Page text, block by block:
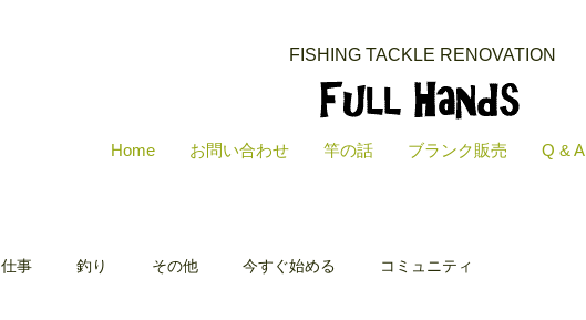
FISHING TACKLE RENOVATION​
Home お問い合わせ 竿の話 ブランク販売 Q & A
仕事 釣り その他 今すぐ始める コミュニティ